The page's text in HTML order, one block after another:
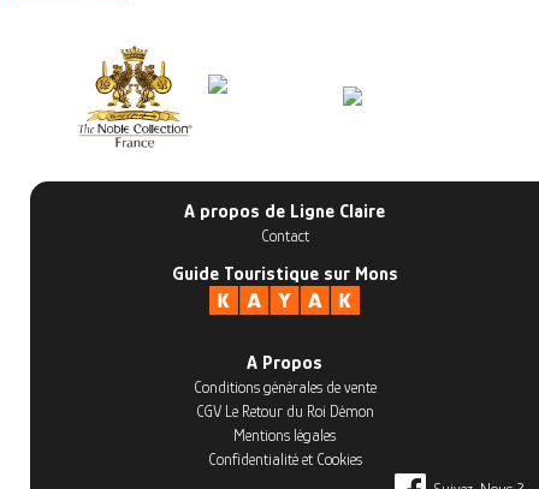
A propos de Ligne Claire
Contact
Guide Touristique sur Mons
A Propos
Conditions générales de vente
CGV Le Retour du Roi Démon
Mentions légales
Confidentialité et Cookies